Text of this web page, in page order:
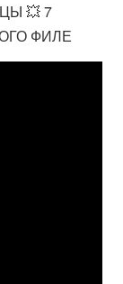
💥 7
ФИЛЕ